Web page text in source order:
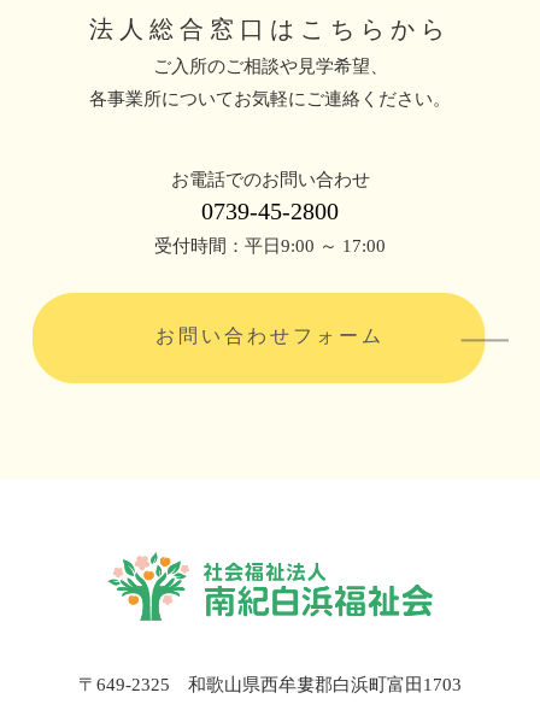
法人総合窓口はこちらから
ご入所のご相談や見学希望、
各事業所についてお気軽にご連絡ください。
お電話でのお問い合わせ
0739-45-2800
受付時間：平日9:00 ～ 17:00
お問い合わせフォーム
〒649-2325 和歌山県西牟婁郡白浜町富田1703